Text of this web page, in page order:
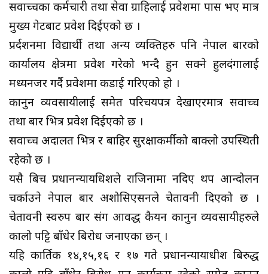
सर्वोच्चका कर्मचारी तथा सेवा ग्राहिलाई प्रवेशमा पास भए मात्र
मुख्य गेटबाट प्रवेश दिईएको छ ।
प्रर्दशनमा विद्यार्थी तथा अन्य व्यक्तिहरु पनि नेपाल बारको
कार्यालय क्षेत्रमा प्रवेश गरेको भन्दै हुन सक्ने हुलदंगालाई
मध्यनजर गर्दै प्रवेशमा कडाई गरिएको हो ।
कानुन व्यवसायीलाई समेत परिचयपत्र देखाएरमात्र सर्वोच्च
तथा बार भित्र प्रवेश दिईएको छ ।
सर्वोच्च अदालत भित्र र बाहिर सुरक्षाकर्मीको बाक्लो उपस्थिती
रहेको छ ।
यसै बिच प्रधानन्यायधिशले राजिनामा नदिए थप आन्दोलन
चर्काउने नेपाल बार अशोसिएसनले चेतावनी दिएको छ ।
चेतावनी स्वरुप बार संग आवद्ध कैयन कानुन व्यवसायीहरुले
कालो पट्टि बाँधेर बिरोध जनाएका छन् ।
यहि कार्तिक १४,१५,१६ र १७ गते प्रधानन्यायाधीश बिरुद्ध